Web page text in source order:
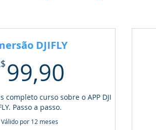
DJIFLY
99,90
completo curso sobre o APP DJI
Passo a passo.
Válido por 12 meses